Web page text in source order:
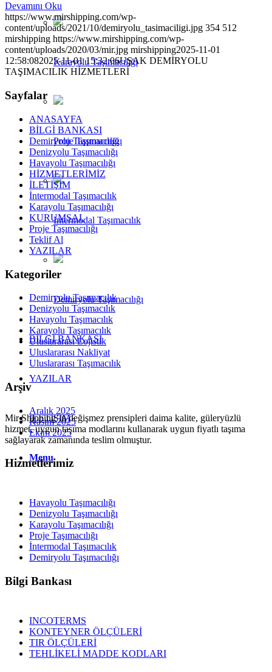
Karayolu Taşımacılığı
Proje Taşımacılığı
Intermodal Taşımacılık
Demiryolu Taşımacılığı
BİLGİ BANKASI
YAZILAR
İLETİŞİM
Menu
Devamını Oku
https://www.mirshipping.com/wp-
content/uploads/2021/10/demiryolu_tasimaciligi.jpg 354 512
mirshipping https://www.mirshipping.com/wp-
content/uploads/2020/03/mir.jpg mirshipping2025-11-01
12:58:082025-11-01 15:32:06UŞAK DEMİRYOLU
TAŞIMACILIK HİZMETLERİ
Sayfalar
ANASAYFA
BİLGİ BANKASI
Demiryolu Taşımacılığı
Denizyolu Taşımacılığı
Havayolu Taşımacılığı
HİZMETLERİMİZ
İLETİŞİM
İntermodal Taşımacılık
Karayolu Taşımacılığı
KURUMSAL
Proje Taşımacılığı
Teklif Al
YAZILAR
Kategoriler
Demiryolu Taşımacılık
Denizyolu Taşımacılık
Havayolu Taşımacılık
Karayolu Taşımacılık
Uluslararası Lojistik
Uluslararası Nakliyat
Uluslararası Taşımacılık
Arşiv
Aralık 2025
Kasım 2025
Ekim 2025
Mir Shipping’in değişmez prensipleri daima kalite, güleryüzlü
hizmet, uygun taşıma modlarını kullanarak uygun fiyatlı taşıma
sağlayarak zamanında teslim olmuştur.
Hizmetlerimiz
Havayolu Taşımacılığı
Denizyolu Taşımacılığı
Karayolu Taşımacılığı
Proje Taşımacılığı
İntermodal Taşımacılık
Demiryolu Taşımacılığı
Bilgi Bankası
INCOTERMS
KONTEYNER ÖLÇÜLERİ
TIR ÖLÇÜLERİ
TEHLİKELİ MADDE KODLARI